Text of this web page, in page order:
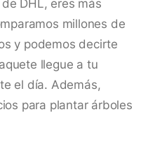
DHL, eres más
millones de
y podemos decirte
llegue a tu
el día. Además,
para plantar árboles